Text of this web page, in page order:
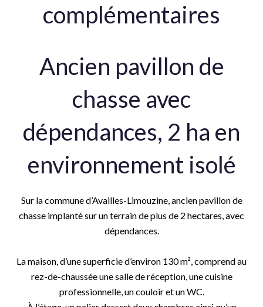
complémentaires
Ancien pavillon de
chasse avec
dépendances, 2 ha en
environnement isolé
Sur la commune d’Availles-Limouzine, ancien pavillon de
chasse implanté sur un terrain de plus de 2 hectares, avec
dépendances.
La maison, d’une superficie d’environ 130 m², comprend au
rez-de-chaussée une salle de réception, une cuisine
professionnelle, un couloir et un WC.